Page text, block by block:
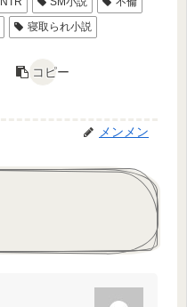
寝取られ小説
コピー
メンメン